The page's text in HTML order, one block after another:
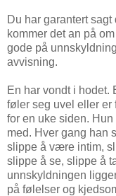
Du har garantert
kommer det an på
gode på
avvisning.
En har vondt i hodet.
føler seg uvel eller er
for en uke siden.
med. Hver gang han
slippe å være intim,
slippe å se, slippe å
unnskyldningen
på følelser og